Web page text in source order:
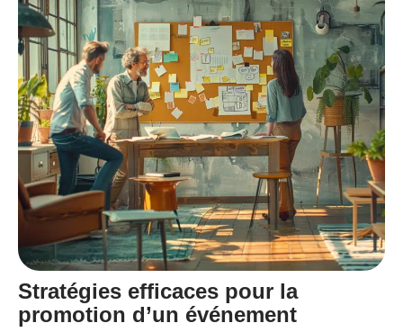
Stratégies efficaces pour la
promotion d’un événement